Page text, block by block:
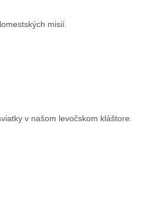
misií.
v našom levočskom kláštore.